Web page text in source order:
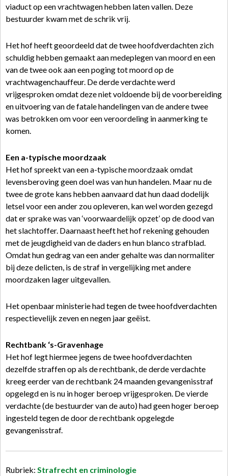
viaduct op een vrachtwagen hebben laten vallen. Deze
bestuurder kwam met de schrik vrij.
Het hof heeft geoordeeld dat de twee hoofdverdachten zich
schuldig hebben gemaakt aan medeplegen van moord en een
van de twee ook aan een poging tot moord op de
vrachtwagenchauffeur. De derde verdachte werd
vrijgesproken omdat deze niet voldoende bij de voorbereiding
en uitvoering van de fatale handelingen van de andere twee
was betrokken om voor een veroordeling in aanmerking te
komen.
Een a-typische moordzaak
Het hof spreekt van een a-typische moordzaak omdat
levensberoving geen doel was van hun handelen. Maar nu de
twee de grote kans hebben aanvaard dat hun daad dodelijk
letsel voor een ander zou opleveren, kan wel worden gezegd
dat er sprake was van ‘voorwaardelijk opzet’ op de dood van
het slachtoffer. Daarnaast heeft het hof rekening gehouden
met de jeugdigheid van de daders en hun blanco strafblad.
Omdat hun gedrag van een ander gehalte was dan normaliter
bij deze delicten, is de straf in vergelijking met andere
moordzaken lager uitgevallen.
Het openbaar ministerie had tegen de twee hoofdverdachten
respectievelijk zeven en negen jaar geëist.
Rechtbank ‘s-Gravenhage
Het hof legt hiermee jegens de twee hoofdverdachten
dezelfde straffen op als de rechtbank, de derde verdachte
kreeg eerder van de rechtbank 24 maanden gevangenisstraf
opgelegd en is nu in hoger beroep vrijgesproken. De vierde
verdachte (de bestuurder van de auto) had geen hoger beroep
ingesteld tegen de door de rechtbank opgelegde
gevangenisstraf.
Rubriek: Strafrecht en criminologie